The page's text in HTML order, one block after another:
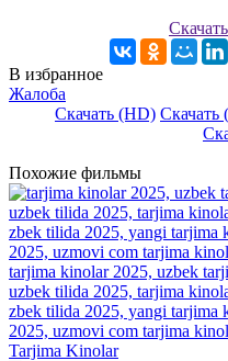
В избранное
Жалоба
Скачать (HD) Скачать
Похожие фильмы
tarjima kinolar 2025, uzbek
uzbek tilida 2025, tarjima
zbek tilida 2025, yangi tarjima
2025, uzmovi com tarjima
Tarjima Kinolar